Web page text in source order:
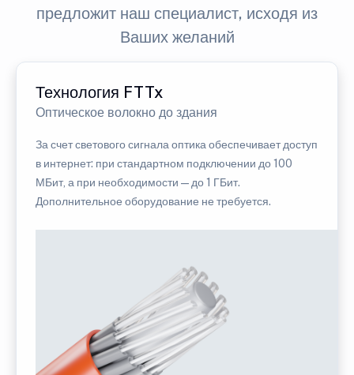
предложит наш специалист, исходя из
Ваших желаний
Технология FTTx
Оптическое волокно до здания
За счет светового сигнала оптика обеспечивает доступ
в интернет: при стандартном подключении до 100
МБит, а при необходимости — до 1 ГБит.
Дополнительное оборудование не требуется.